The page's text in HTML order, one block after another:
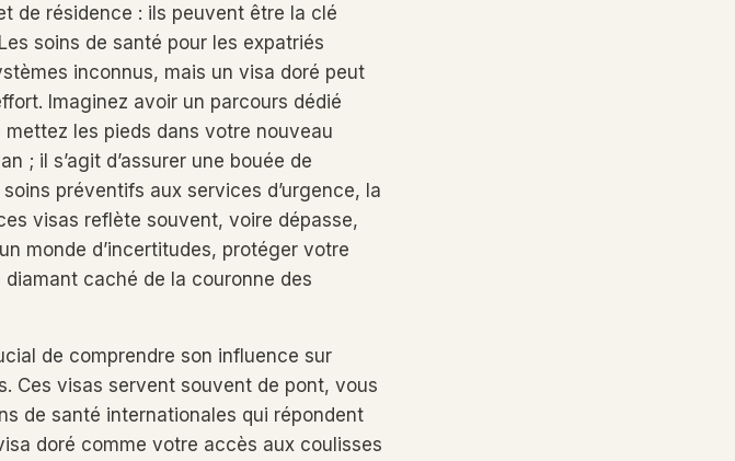
de résidence : ils peuvent être la clé
soins de santé pour les expatriés
inconnus, mais un visa doré peut
Imaginez avoir un parcours dédié
les pieds dans votre nouveau
; il s’agit d’assurer une bouée de
préventifs aux services d’urgence, la
visas reflète souvent, voire dépasse,
monde d’incertitudes, protéger votre
caché de la couronne des
de comprendre son influence sur
Ces visas servent souvent de pont, vous
de santé internationales qui répondent
doré comme votre accès aux coulisses